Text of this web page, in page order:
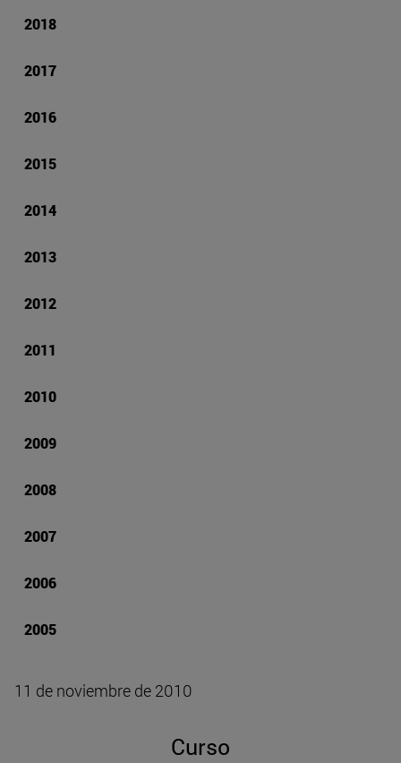
2018
2017
2016
2015
2014
2013
2012
2011
2010
2009
2008
2007
2006
2005
11 de noviembre de 2010
Curso